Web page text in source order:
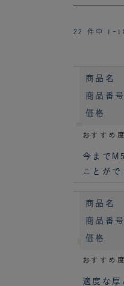
22 件中 1-
商品名
商品番号
価格
おすすめ
今まで
ことがで
商品名
商品番号
価格
おすすめ
適度な厚